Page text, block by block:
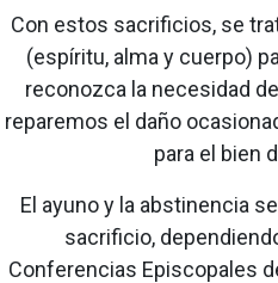
Con estos sacrificios, se
(espíritu, alma y cuerpo)
reconozca la necesidad
reparemos el daño
para el bien
El ayuno y la abstinencia
sacrificio,
Conferencias Episcopales